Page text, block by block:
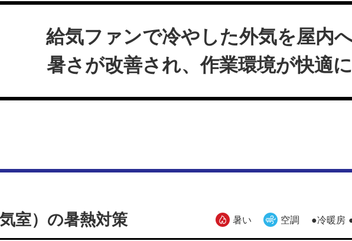
給気ファンで冷やした外気を屋内へ
暑さが改善され、作業環境が快適に
室）の暑熱対策 暑い 空調 ●冷暖房